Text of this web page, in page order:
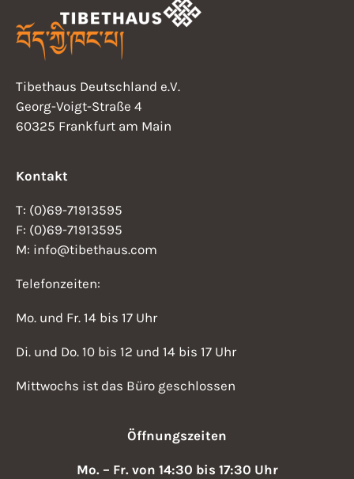
Tibethaus Deutschland e.V.
Georg-Voigt-Straße 4
60325 Frankfurt am Main
Kontakt
T: (0)69-71913595
F: (0)69-71913595
M: info@tibethaus.com
Telefonzeiten:
Mo. und Fr. 14 bis 17 Uhr
Di. und Do. 10 bis 12 und 14 bis 17 Uhr
Mittwochs ist das Büro geschlossen
Öffnungszeiten
Mo. – Fr. von 14:30 bis 17:30 Uhr